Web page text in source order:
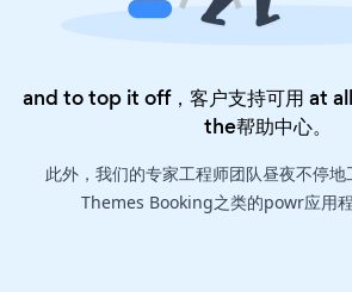
and to top it off，客户支持可用 at
the帮助中心。
此外，我们的专家工程师团队昼夜不停
Themes Booking之类的powr应用程